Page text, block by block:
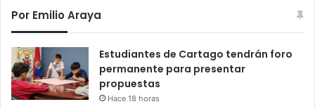
Por Emilio Araya
Estudiantes de Cartago tendrán foro
permanente para presentar
propuestas
Hace 18 horas